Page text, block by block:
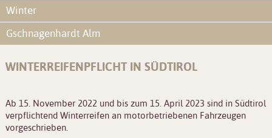
Winter
Gschnagenhardt Alm
WINTERREIFENPFLICHT IN SÜDTIROL
Ab 15. November 2022 und bis zum 15. April 2023 sind in Südtirol
verpflichtend Winterreifen an motorbetriebenen Fahrzeugen
vorgeschrieben.